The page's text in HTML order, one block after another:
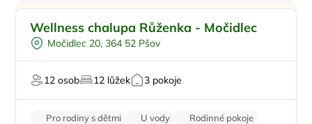
Koupací sud
Vířivka
Masáže
Wellness chalupa Růženka - Močidlec
Močidlec 20, 364 52 Pšov
12 osob 12 lůžek 3 pokoje
Pro rodiny s dětmi U vody
Rodinné pokoje